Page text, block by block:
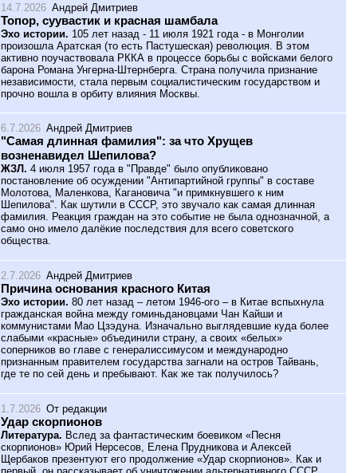
14.7.2026 Андрей Дмитриев
Топор, суувастик и красная шамбала
Эхо истории. 105 лет назад - 11 июля 1921 года - в Монголии
произошла Аратская (то есть Пастушеская) революция. В этом
активно поучаствовала РККА в процессе борьбы с войсками белого
барона Романа Унгерна-Штернберга. Страна получила признание
независимости, стала первым социалистическим государством и
прочно вошла в орбиту влияния Москвы.
6.7.2026 Андрей Дмитриев
"Самая длинная фамилия": за что Хрущев
возненавидел Шепилова?
ЖЗЛ. 4 июля 1957 года в "Правде" было опубликовано
постановление об осуждении "Антипартийной группы" в составе
Молотова, Маленкова, Кагановича "и примкнувшего к ним
Шепилова". Как шутили в СССР, это звучало как самая длинная
фамилия. Реакция граждан на это событие не была однозначной, а
само оно имело далёкие последствия для всего советского
общества.
2.7.2026 Андрей Дмитриев
Причина основания красного Китая
Эхо истории. 80 лет назад – летом 1946-ого – в Китае вспыхнула
гражданская война между гоминьдановцами Чан Кайши и
коммунистами Мао Цзэдуна. Изначально выглядевшие куда более
слабыми «красные» объединили страну, а своих «белых»
соперников во главе с генералиссимусом и международно
признанным правителем государства загнали на остров Тайвань,
где те по сей день и пребывают. Как же так получилось?
1.7.2026 От редакции
Удар скорпионов
Литература. Вслед за фантастическим боевиком «Песня
скорпионов» Юрий Нерсесов, Елена Прудникова и Алексей
Щербаков презентуют его продолжение «Удар скорпионов». Как и